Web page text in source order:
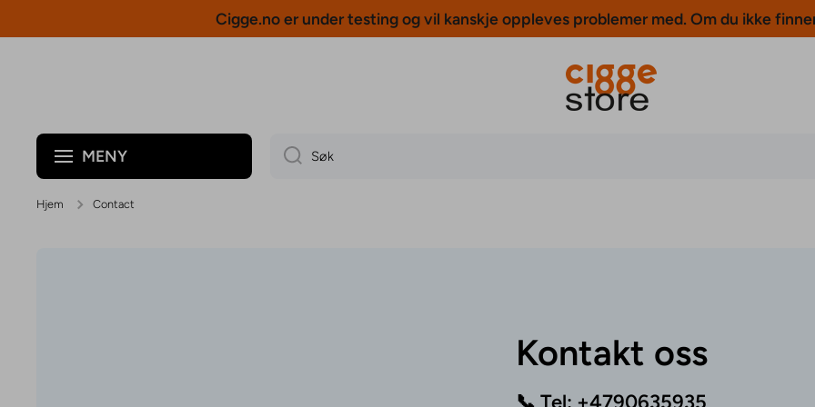
Cigge.no er under testing og vil kanskje oppleves problemer med. Om du ikke
MENY Søk
Hjem Contact
Kontakt oss
📞 Tel: +4790635935